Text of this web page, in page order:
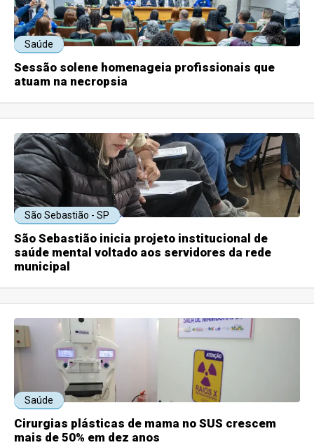
Saúde
Sessão solene homenageia profissionais que
atuam na necropsia
São Sebastião - SP
São Sebastião inicia projeto institucional de
saúde mental voltado aos servidores da rede
municipal
Saúde
Cirurgias plásticas de mama no SUS crescem
mais de 50% em dez anos